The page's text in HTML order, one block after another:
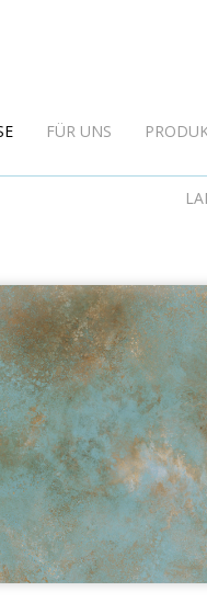
FÜR UNS